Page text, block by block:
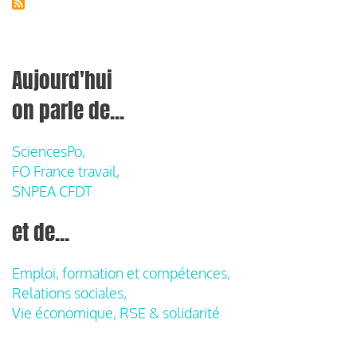
Aujourd'hui
on parle de...
SciencesPo,
FO France travail,
SNPEA CFDT
et de...
Emploi, formation et compétences,
Relations sociales,
Vie économique, RSE & solidarité